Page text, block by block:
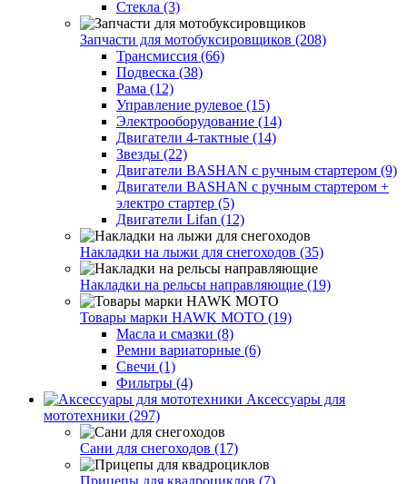
Стекла (3)
Запчасти для мотобуксировщиков (208)
Трансмиссия (66)
Подвеска (38)
Рама (12)
Управление рулевое (15)
Электрооборудование (14)
Двигатели 4-тактные (14)
Звезды (22)
Двигатели BASHAN с ручным стартером (9)
Двигатели BASHAN с ручным стартером +
электро стартер (5)
Двигатели Lifan (12)
Накладки на лыжи для снегоходов (35)
Накладки на рельсы направляющие (19)
Товары марки HAWK MOTO (19)
Масла и смазки (8)
Ремни вариаторные (6)
Свечи (1)
Фильтры (4)
Аксессуары для
мототехники (297)
Сани для снегоходов (17)
Прицепы для квадроциклов (7)